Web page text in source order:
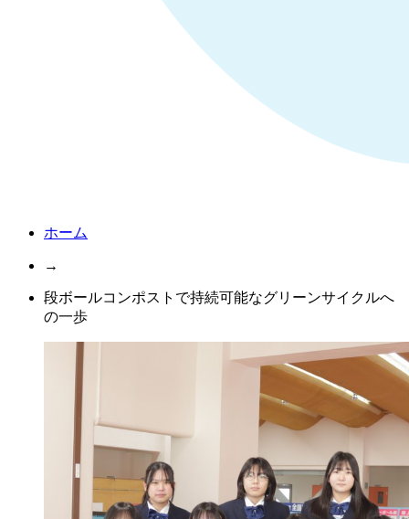
ホーム
→
段ボールコンポストで持続可能なグリーンサイクルへ
の一歩